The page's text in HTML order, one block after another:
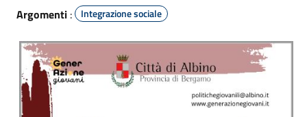
Argomenti : Integrazione sociale